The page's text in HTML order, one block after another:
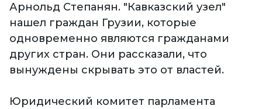
Арнольд Степанян. "Кавказский узел"
нашел граждан Грузии, которые
одновременно являются гражданами
других стран. Они рассказали, что
вынуждены скрывать это от властей.
Юридический комитет парламента